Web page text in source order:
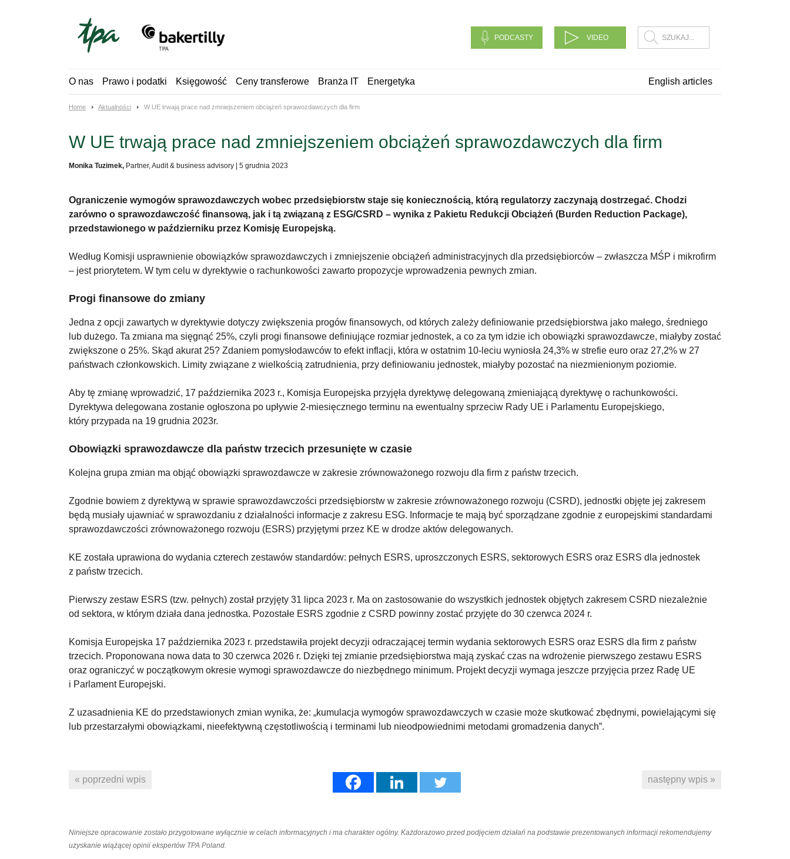
PODCASTY VIDEO
O nas Prawo i podatki Księgowość Ceny transferowe Branża IT Energetyka English articles
Home Aktualności W UE trwają prace nad zmniejszeniem obciążeń sprawozdawczych dla firm
W UE trwają prace nad zmniejszeniem obciążeń sprawozdawczych dla firm
Monika Tuzimek, Partner, Audit & business advisory 5 grudnia 2023
Ograniczenie wymogów sprawozdawczych wobec przedsiębiorstw staje się koniecznością, którą regulatorzy zaczynają dostrzegać. Chodzi
zarówno o sprawozdawczość finansową, jak i tą związaną z ESG/CSRD – wynika z Pakietu Redukcji Obciążeń (Burden Reduction Package),
przedstawionego w październiku przez Komisję Europejską.
Według Komisji usprawnienie obowiązków sprawozdawczych i zmniejszenie obciążeń administracyjnych dla przedsiębiorców – zwłaszcza MŚP i mikrofirm
– jest priorytetem. W tym celu w dyrektywie o rachunkowości zawarto propozycje wprowadzenia pewnych zmian.
Progi finansowe do zmiany
Jedna z opcji zawartych w dyrektywie dotyczy zwiększenia progów finansowych, od których zależy definiowanie przedsiębiorstwa jako małego, średniego
lub dużego. Ta zmiana ma sięgnąć 25%, czyli progi finansowe definiujące rozmiar jednostek, a co za tym idzie ich obowiązki sprawozdawcze, miałyby zostać
zwiększone o 25%. Skąd akurat 25? Zdaniem pomysłodawców to efekt inflacji, która w ostatnim 10-leciu wyniosła 24,3% w strefie euro oraz 27,2% w 27
państwach członkowskich. Limity związane z wielkością zatrudnienia, przy definiowaniu jednostek, miałyby pozostać na niezmienionym poziomie.
Aby tę zmianę wprowadzić, 17 października 2023 r., Komisja Europejska przyjęła dyrektywę delegowaną zmieniającą dyrektywę o rachunkowości.
Dyrektywa delegowana zostanie ogłoszona po upływie 2-miesięcznego terminu na ewentualny sprzeciw Rady UE i Parlamentu Europejskiego,
który przypada na 19 grudnia 2023r.
Obowiązki sprawozdawcze dla państw trzecich przesunięte w czasie
Kolejna grupa zmian ma objąć obowiązki sprawozdawcze w zakresie zrównoważonego rozwoju dla firm z państw trzecich.
Zgodnie bowiem z dyrektywą w sprawie sprawozdawczości przedsiębiorstw w zakresie zrównoważonego rozwoju (CSRD), jednostki objęte jej zakresem
będą musiały ujawniać w sprawozdaniu z działalności informacje z zakresu ESG. Informacje te mają być sporządzane zgodnie z europejskimi standardami
sprawozdawczości zrównoważonego rozwoju (ESRS) przyjętymi przez KE w drodze aktów delegowanych.
KE została uprawiona do wydania czterech zestawów standardów: pełnych ESRS, uproszczonych ESRS, sektorowych ESRS oraz ESRS dla jednostek
z państw trzecich.
Pierwszy zestaw ESRS (tzw. pełnych) został przyjęty 31 lipca 2023 r. Ma on zastosowanie do wszystkich jednostek objętych zakresem CSRD niezależnie
od sektora, w którym działa dana jednostka. Pozostałe ESRS zgodnie z CSRD powinny zostać przyjęte do 30 czerwca 2024 r.
Komisja Europejska 17 października 2023 r. przedstawiła projekt decyzji odraczającej termin wydania sektorowych ESRS oraz ESRS dla firm z państw
trzecich. Proponowana nowa data to 30 czerwca 2026 r. Dzięki tej zmianie przedsiębiorstwa mają zyskać czas na wdrożenie pierwszego zestawu ESRS
oraz ograniczyć w początkowym okresie wymogi sprawozdawcze do niezbędnego minimum. Projekt decyzji wymaga jeszcze przyjęcia przez Radę UE
i Parlament Europejski.
Z uzasadnienia KE do przedstawionych zmian wynika, że: „kumulacja wymogów sprawozdawczych w czasie może skutkować zbędnymi, powielającymi się
lub przestarzałymi obowiązkami, nieefektywną częstotliwością i terminami lub nieodpowiednimi metodami gromadzenia danych”.
następny wpis »
« poprzedni wpis
Niniejsze opracowanie zostało przygotowane wyłącznie w celach informacyjnych i ma charakter ogólny. Każdorazowo przed podjęciem działań na podstawie prezentowanych informacji rekomendujemy
uzyskanie wiążącej opinii ekspertów TPA Poland.